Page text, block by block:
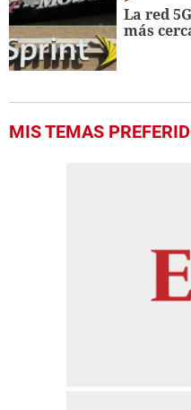
La red
más
MIS TEMAS